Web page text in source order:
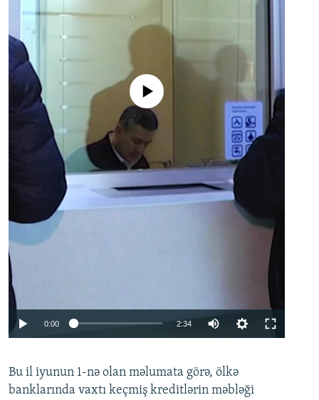
No media source currently available
0:00 2:34
360p
480p
Bu il iyunun 1-nə olan məlumata görə, ölkə
banklarında vaxtı keçmiş kreditlərin məbləği